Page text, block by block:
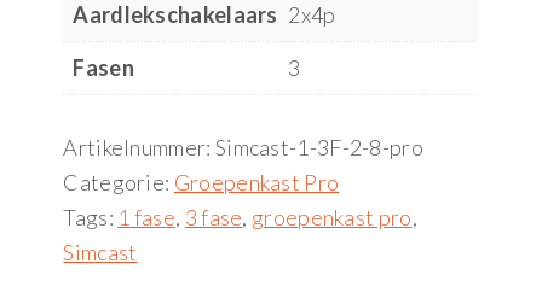
Aardlekschakelaars 2x4p
Fasen
3
Artikelnummer: Simcast-1-3F-2-8-pro
Categorie: Groepenkast Pro
Tags: 1 fase, 3 fase, groepenkast pro,
Simcast